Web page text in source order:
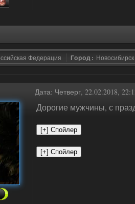
Федерация Город: Новосибирск
Дата: Четверг, 22.02.2018,
Дорогие мужчины, с